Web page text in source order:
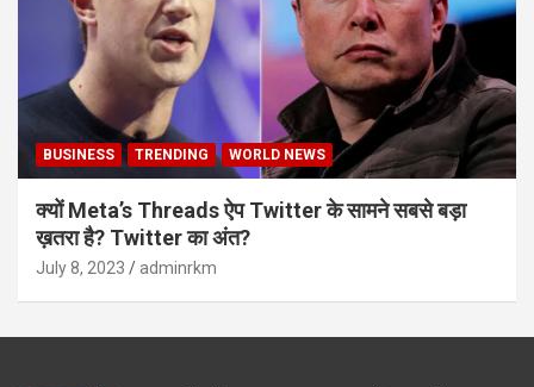
BUSINESS TRENDING WORLD NEWS
क्यों Meta’s Threads ऐप Twitter के सामने सबसे बड़ा
ख़तरा है? Twitter का अंत?
July 8, 2023 adminrkm